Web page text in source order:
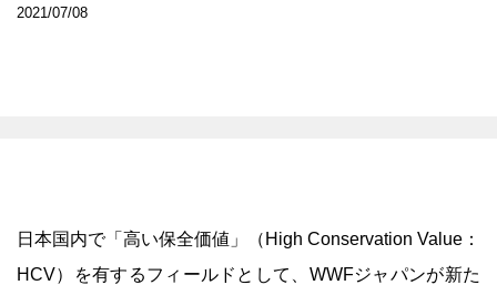
2021/07/08
日本国内で「高い保全価値」（High Conservation Value：
HCV）を有するフィールドとして、WWFジャパンが新た